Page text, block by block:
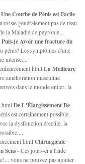
Une Courbe de Pénis est Facile
généralement pas de tissu
la Maladie de peyronie...
Puis-je Avoir une fracture du
pénis? Les symptômes d'une
intense....
La Meilleure
amélioration masculine
dans le monde entier, la
De L'Élargissement De
est certainement possible.
la dysfonction érectile, la
Chirurgicale
Sens - Ces jours-ci à l'aide
vous ne pouvez pas ajouter